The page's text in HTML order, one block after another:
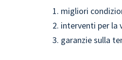
migliori
interventi per la
garanzie sulla